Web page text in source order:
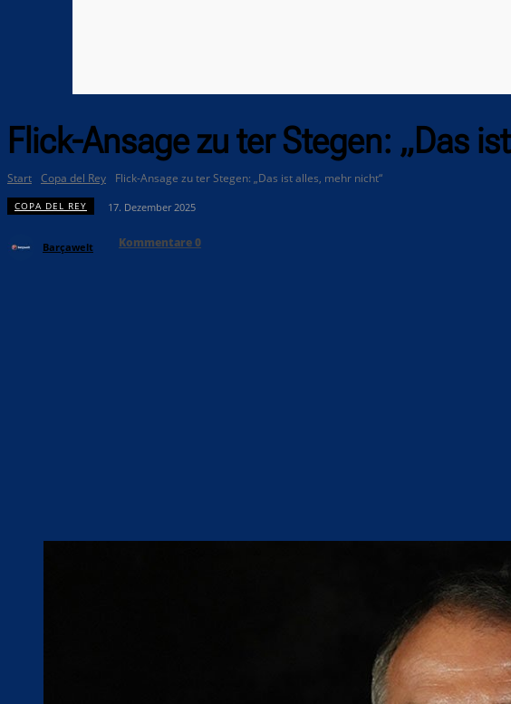
Flick-Ansage zu ter Stegen: „Das
Start Copa del Rey Flick-Ansage zu ter Stegen: „Das ist alles, mehr nicht“
COPA DEL REY 17. Dezember 2025
Barçawelt Kommentare0